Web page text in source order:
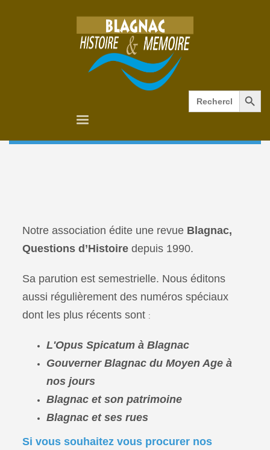
Search
for:
Search Button
Notre association édite une revue Blagnac,
Questions d’Histoire depuis 1990.
Sa parution est semestrielle. Nous éditons
aussi régulièrement des numéros spéciaux
dont les plus récents sont :
L'Opus Spicatum à Blagnac
Gouverner Blagnac du Moyen Age à
nos jours
Blagnac et son patrimoine
Blagnac et ses rues
Si vous souhaitez vous procurer nos